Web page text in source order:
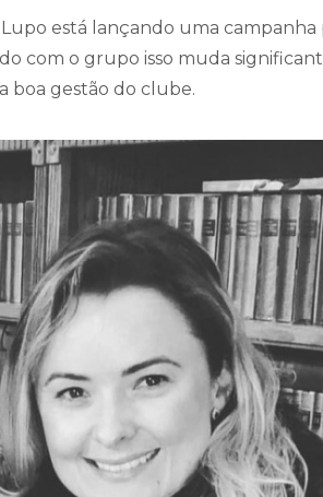
está lançando uma campanha
com o grupo isso muda
boa gestão do clube.